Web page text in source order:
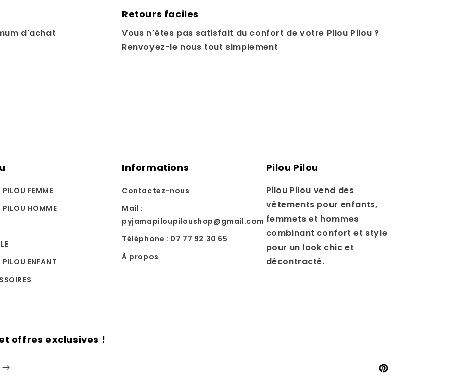
d'achat
Retours faciles
Vous n'êtes pas satisfait du confort de votre Pilou Pilou ?
Renvoyez-le nous tout simplement
PILOU FEMME
PILOU HOMME
PILOU ENFANT
Informations
Contactez-nous
Mail :
pyjamapiloupiloushop@gmail.com
Téléphone : 07 77 92 30 65
À propos
Pilou Pilou
Pilou Pilou vend des
vêtements pour enfants,
femmets et hommes
combinant confort et style
pour un look chic et
décontracté.
offres exclusives !
Pinterest